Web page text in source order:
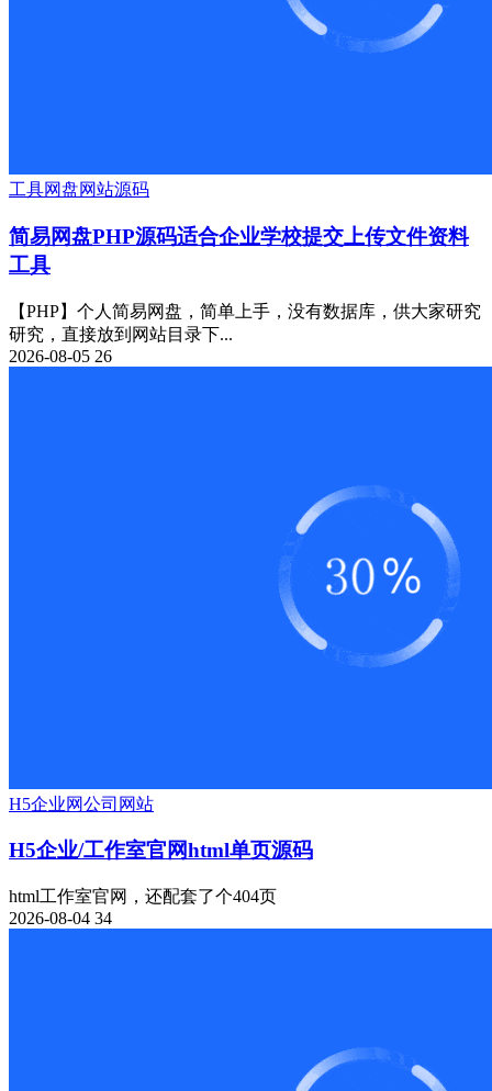
工具网盘网站源码
简易网盘PHP源码适合企业学校提交上传文件资料
工具
【PHP】个人简易网盘，简单上手，没有数据库，供大家研究
研究，直接放到网站目录下...
2026-08-05 26
H5企业网公司网站
H5企业/工作室官网html单页源码
html工作室官网，还配套了个404页
2026-08-04 34